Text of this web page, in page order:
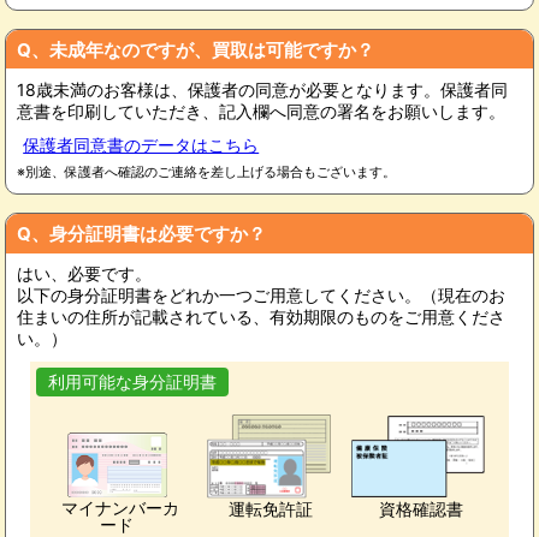
Q、未成年なのですが、買取は可能ですか？
18歳未満のお客様は、保護者の同意が必要となります。保護者同
意書を印刷していただき、記入欄へ同意の署名をお願いします。
保護者同意書のデータはこちら
※別途、保護者へ確認のご連絡を差し上げる場合もございます。
Q、身分証明書は必要ですか？
はい、必要です。
以下の身分証明書をどれか一つご用意してください。（現在のお
住まいの住所が記載されている、有効期限のものをご用意くださ
い。）
利用可能な身分証明書
マイナンバーカ
ード
運転免許証 資格確認書